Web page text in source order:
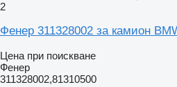
2
Фенер 311328002 за камион
Цена при поискване
Фенер
311328002,81310500